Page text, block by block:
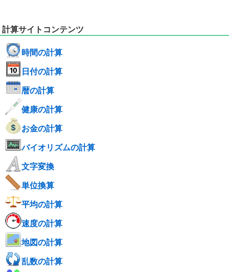
計算サイトコンテンツ
時間の計算
日付の計算
暦の計算
健康の計算
お金の計算
バイオリズムの計算
文字変換
単位換算
平均の計算
速度の計算
地図の計算
乱数の計算